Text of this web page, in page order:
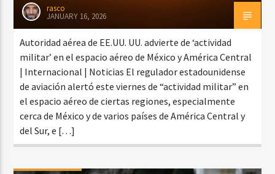
rasco
JANUARY 16, 2026
Autoridad aérea de EE.UU. UU. advierte de ‘actividad
militar’ en el espacio aéreo de México y América Central
| Internacional | Noticias El regulador estadounidense
de aviación alertó este viernes de “actividad militar” en
el espacio aéreo de ciertas regiones, especialmente
cerca de México y de varios países de América Central y
del Sur, e […]